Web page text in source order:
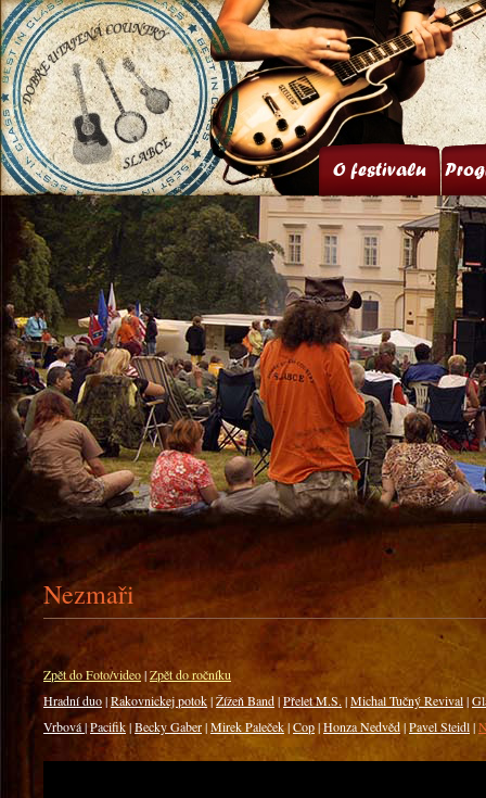
Nezmaři
Zpět do Foto/video|Zpět do ročníku
Hradní duo|Rakovnickej potok|Žížeň Band|Přelet M.S. |Michal Tučný Revival|
Vrbová|Pacifik|Becky Gaber|Mirek Paleček|Cop|Honza Nedvěd|Pavel Steidl|
O festivalu